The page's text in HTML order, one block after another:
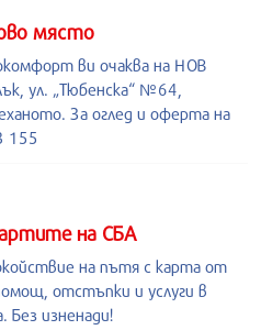
място
ви очаква на НОВ
ул. „Тюбенска“ №64,
За оглед и оферта на
155
на СБА
на пътя с карта от
отстъпки и услуги в
Без изненади!